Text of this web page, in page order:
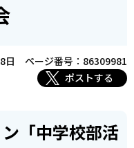
日
ページ番号：86309981
ポストする
「中学校部活